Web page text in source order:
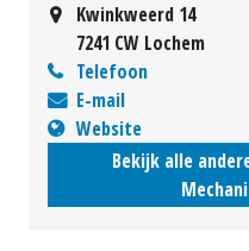
Kwinkweerd 14
7241 CW Lochem
Telefoon
E-mail
Website
Bekijk alle